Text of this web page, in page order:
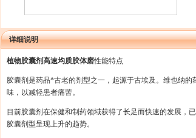
详细说明
植物胶囊剂高速均质胶体磨性能特点
胶囊剂是药品*古老的剂型之一，起源于古埃及。维也纳的
味，以减轻患者痛苦。
目前胶囊剂在保健和制药领域获得了长足而快速的发展，
胶囊剂型呈现上升的趋势。